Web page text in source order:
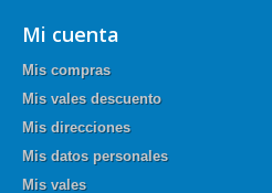
Mi cuenta
Mis compras
Mis vales descuento
Mis direcciones
Mis datos personales
Mis vales